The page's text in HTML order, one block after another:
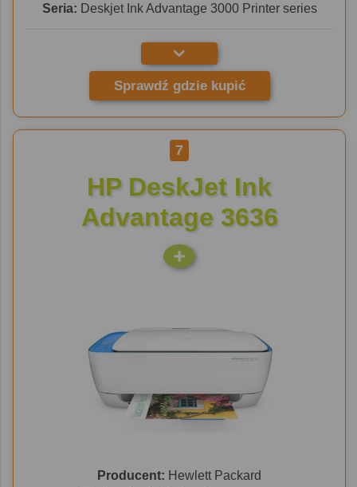
Seria: Deskjet Ink Advantage 3000 Printer series
Sprawdź gdzie kupić
7
HP DeskJet Ink
Advantage 3636
Producent: Hewlett Packard